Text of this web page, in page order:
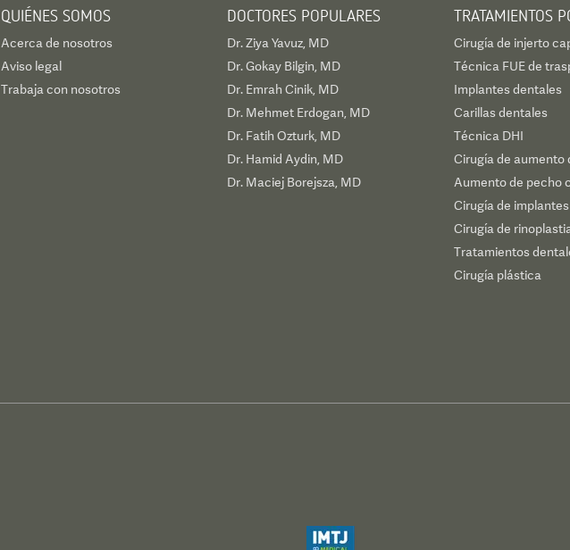
QUIÉNES SOMOS
Acerca de nosotros
Aviso legal
Trabaja con nosotros
DOCTORES POPULARES
Dr. Ziya Yavuz, MD
Dr. Gokay Bilgin, MD
Dr. Emrah Cinik, MD
Dr. Mehmet Erdogan, MD
Dr. Fatih Ozturk, MD
Dr. Hamid Aydin, MD
Dr. Maciej Borejsza, MD
TRATAMIENTOS
Cirugía de injerto
Técnica FUE de
Implantes dentales
Carillas dentales
Técnica DHI
Cirugía de aumento
Aumento de pecho
Cirugía de
Cirugía de
Tratamientos
Cirugía plástica